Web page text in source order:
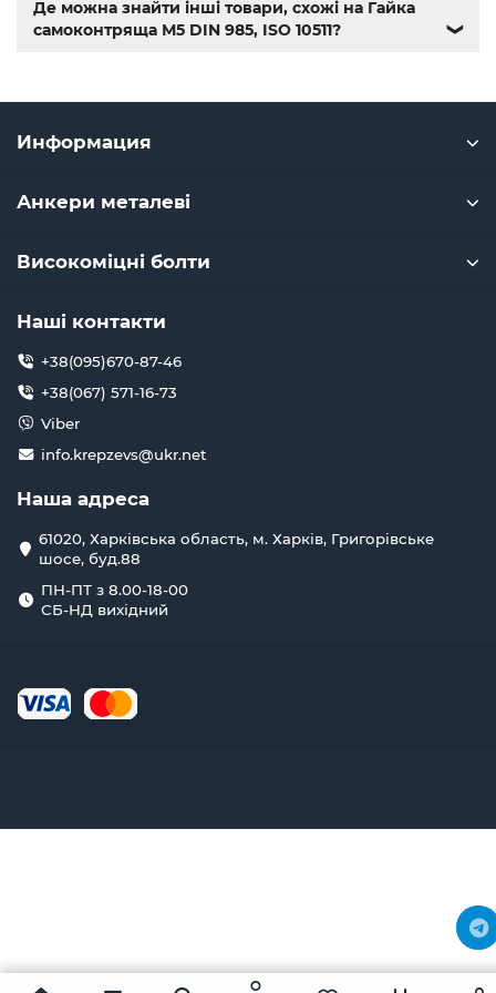
Де можна знайти інші товари, схожі на Гайка
самоконтряща М5 DIN 985, ISO 10511?
❯
Информация
Анкери металеві
Високоміцні болти
Наші контакти
+38(095)670-87-46
+38(067) 571-16-73
Viber
info.krepzevs@ukr.net
Наша адреса
61020, Харківська область, м. Харків, Григорівське
шосе, буд.88
ПН-ПТ з 8.00-18-00
СБ-НД вихідний